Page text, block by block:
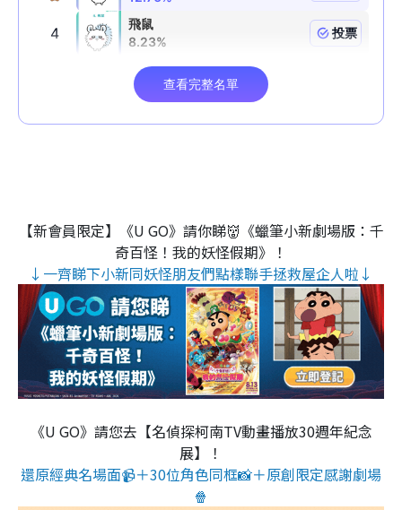
【新會員限定】《U GO》請你睇👹《蠟筆小新劇場版：千
奇百怪！我的妖怪假期》！
↓一齊睇下小新同妖怪朋友們點樣聯手拯救屋企人啦↓
《U GO》請您去【名偵探柯南TV動畫播放30週年紀念
展】！
還原經典名場面📹＋30位角色同框📸＋原創限定感謝劇場
🍿